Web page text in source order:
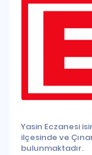
Yasin Eczanesi
ilçesinde ve
bulunmaktadır.